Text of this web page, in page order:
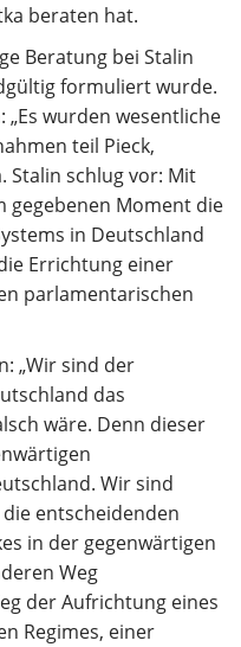
beraten hat.
Beratung bei Stalin
formuliert wurde.
wurden wesentliche
teil Pieck,
Stalin schlug vor: Mit
gegebenen Moment die
in Deutschland
Errichtung einer
parlamentarischen
„Wir sind der
das
wäre. Denn dieser
Wir sind
entscheidenden
in der gegenwärtigen
Weg
der Aufrichtung eines
Regimes, einer